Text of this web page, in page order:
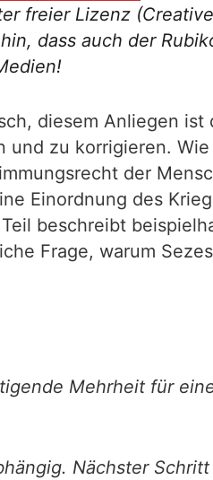
freier Lizenz
dass auch der
diesem Anliegen ist
und zu korrigieren.
der
Einordnung des
beschreibt
Frage, warum
Mehrheit für
Nächster